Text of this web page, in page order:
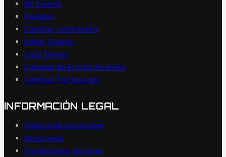
Mi Cuenta
Pedidos
Cambiar contraseña
Editar Cuenta
Lista Deseo
Cambiar dirección de envío
Cambiar Facturación
INFORMACIÓN LEGAL
Política de privacidad
Aviso legal
Condiciones de pago